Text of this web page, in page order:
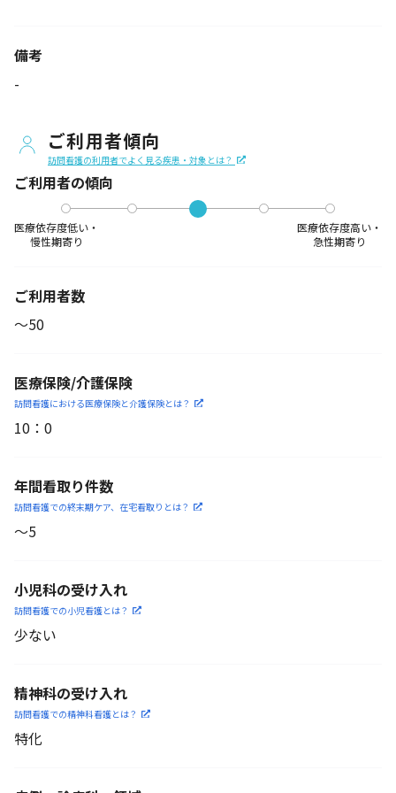
備考
-
ご利用者傾向
訪問看護の利用者でよく見る疾患・対象とは？
ご利用者の傾向
医療依存度低い・
慢性期寄り
医療依存度高い・
急性期寄り
ご利用者数
〜50
医療保険/介護保険
訪問看護における医療保険と介護保険とは？
10 ： 0
年間看取り件数
訪問看護での終末期ケア、 在宅看取りとは？
〜5
小児科の受け入れ
訪問看護での小児看護とは？
少ない
精神科の受け入れ
訪問看護での精神科看護とは？
特化